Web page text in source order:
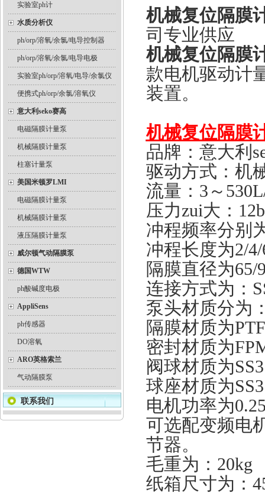
实验室ph计
水质分析仪
ph/orp/溶氧/余氯/电导控制器
ph/orp/溶氧/余氯/电导电极
实验室ph/orp/溶氧/电导/余氯仪
便携式ph/orp/余氯/溶氧仪
意大利seko赛高
电磁隔膜计量泵
机械隔膜计量泵
柱塞计量泵
美国米顿罗LMI
电磁隔膜计量泵
机械隔膜计量泵
液压隔膜计量泵
威尔顿气动隔膜泵
德国WTW
ph酸碱度电极
AppliSens
ph传感器
DO溶氧
ARO英格索兰
气动隔膜泵
联系我们
机械复位隔膜
司专业供应
机械复位隔膜
款电机驱动计
装置。
机械复位隔膜
品牌：意大利
驱动方式：机
流量：3～
压力zui大：
冲程频率分别
冲程长度为2/
隔膜直径为65/
连接方式为：
泵头材质分为
隔膜材质为
密封材质为
阀球材质为
球座材质为
电机功率为
可选配变频电
节器。
毛重为：20kg
纸箱尺寸为：